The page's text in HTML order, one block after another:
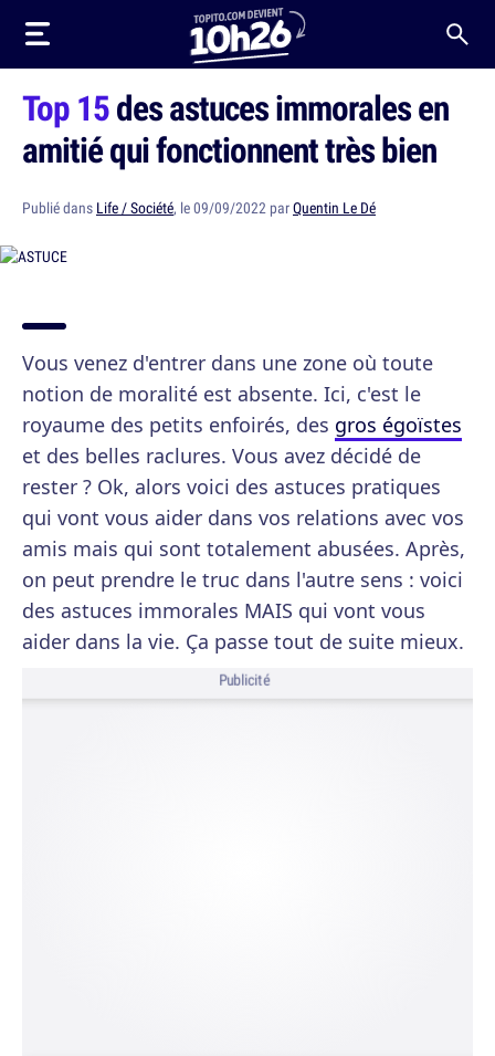
Top 15des astuces immorales en
amitié qui fonctionnent très bien
Publié dans Life / Société, le 09/09/2022 parQuentin Le Dé
Vous venez d'entrer dans une zone où toute
notion de moralité est absente. Ici, c'est le
royaume des petits enfoirés, des gros égoïstes
et des belles raclures. Vous avez décidé de
rester ? Ok, alors voici des astuces pratiques
qui vont vous aider dans vos relations avec vos
amis mais qui sont totalement abusées. Après,
on peut prendre le truc dans l'autre sens : voici
des astuces immorales MAIS qui vont vous
aider dans la vie. Ça passe tout de suite mieux.
Publicité